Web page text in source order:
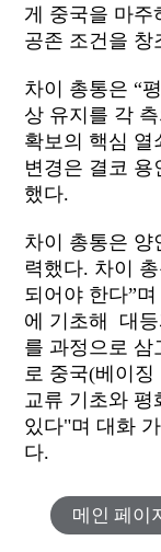
게 중국을 마주
공존 조건을 창
차이 총통은 “
상 유지를 각
확보의 핵심 열
변경은 결코
했다.
차이 총통은 양
력했다. 차이
되어야 한다”
에 기초해 대
를 과정으로 삼
로 중국(베이
교류 기초와 평
있다"며 대화
다.
메인 페이